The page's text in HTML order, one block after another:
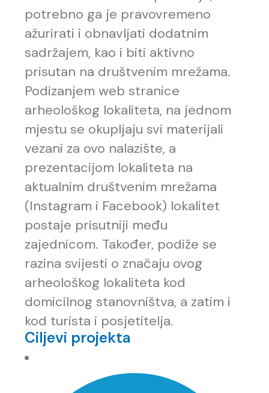
potrebno ga je pravovremeno
ažurirati i obnavljati dodatnim
sadržajem, kao i biti aktivno
prisutan na društvenim mrežama.
Podizanjem web stranice
arheološkog lokaliteta, na jednom
mjestu se okupljaju svi materijali
vezani za ovo nalazište, a
prezentacijom lokaliteta na
aktualnim društvenim mrežama
(Instagram i Facebook) lokalitet
postaje prisutniji među
zajednicom. Također, podiže se
razina svijesti o značaju ovog
arheološkog lokaliteta kod
domicilnog stanovništva, a zatim i
kod turista i posjetitelja.
Ciljevi projekta